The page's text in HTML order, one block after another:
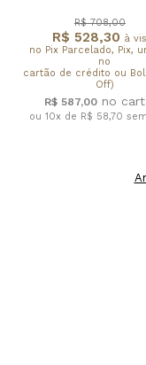
R$ 528,30 à
no Pix Parcelado, Pix,
no
cartão de crédito ou
Off)
R$ 708,00
R$ 587,00
ou 10x de R$ 58,70